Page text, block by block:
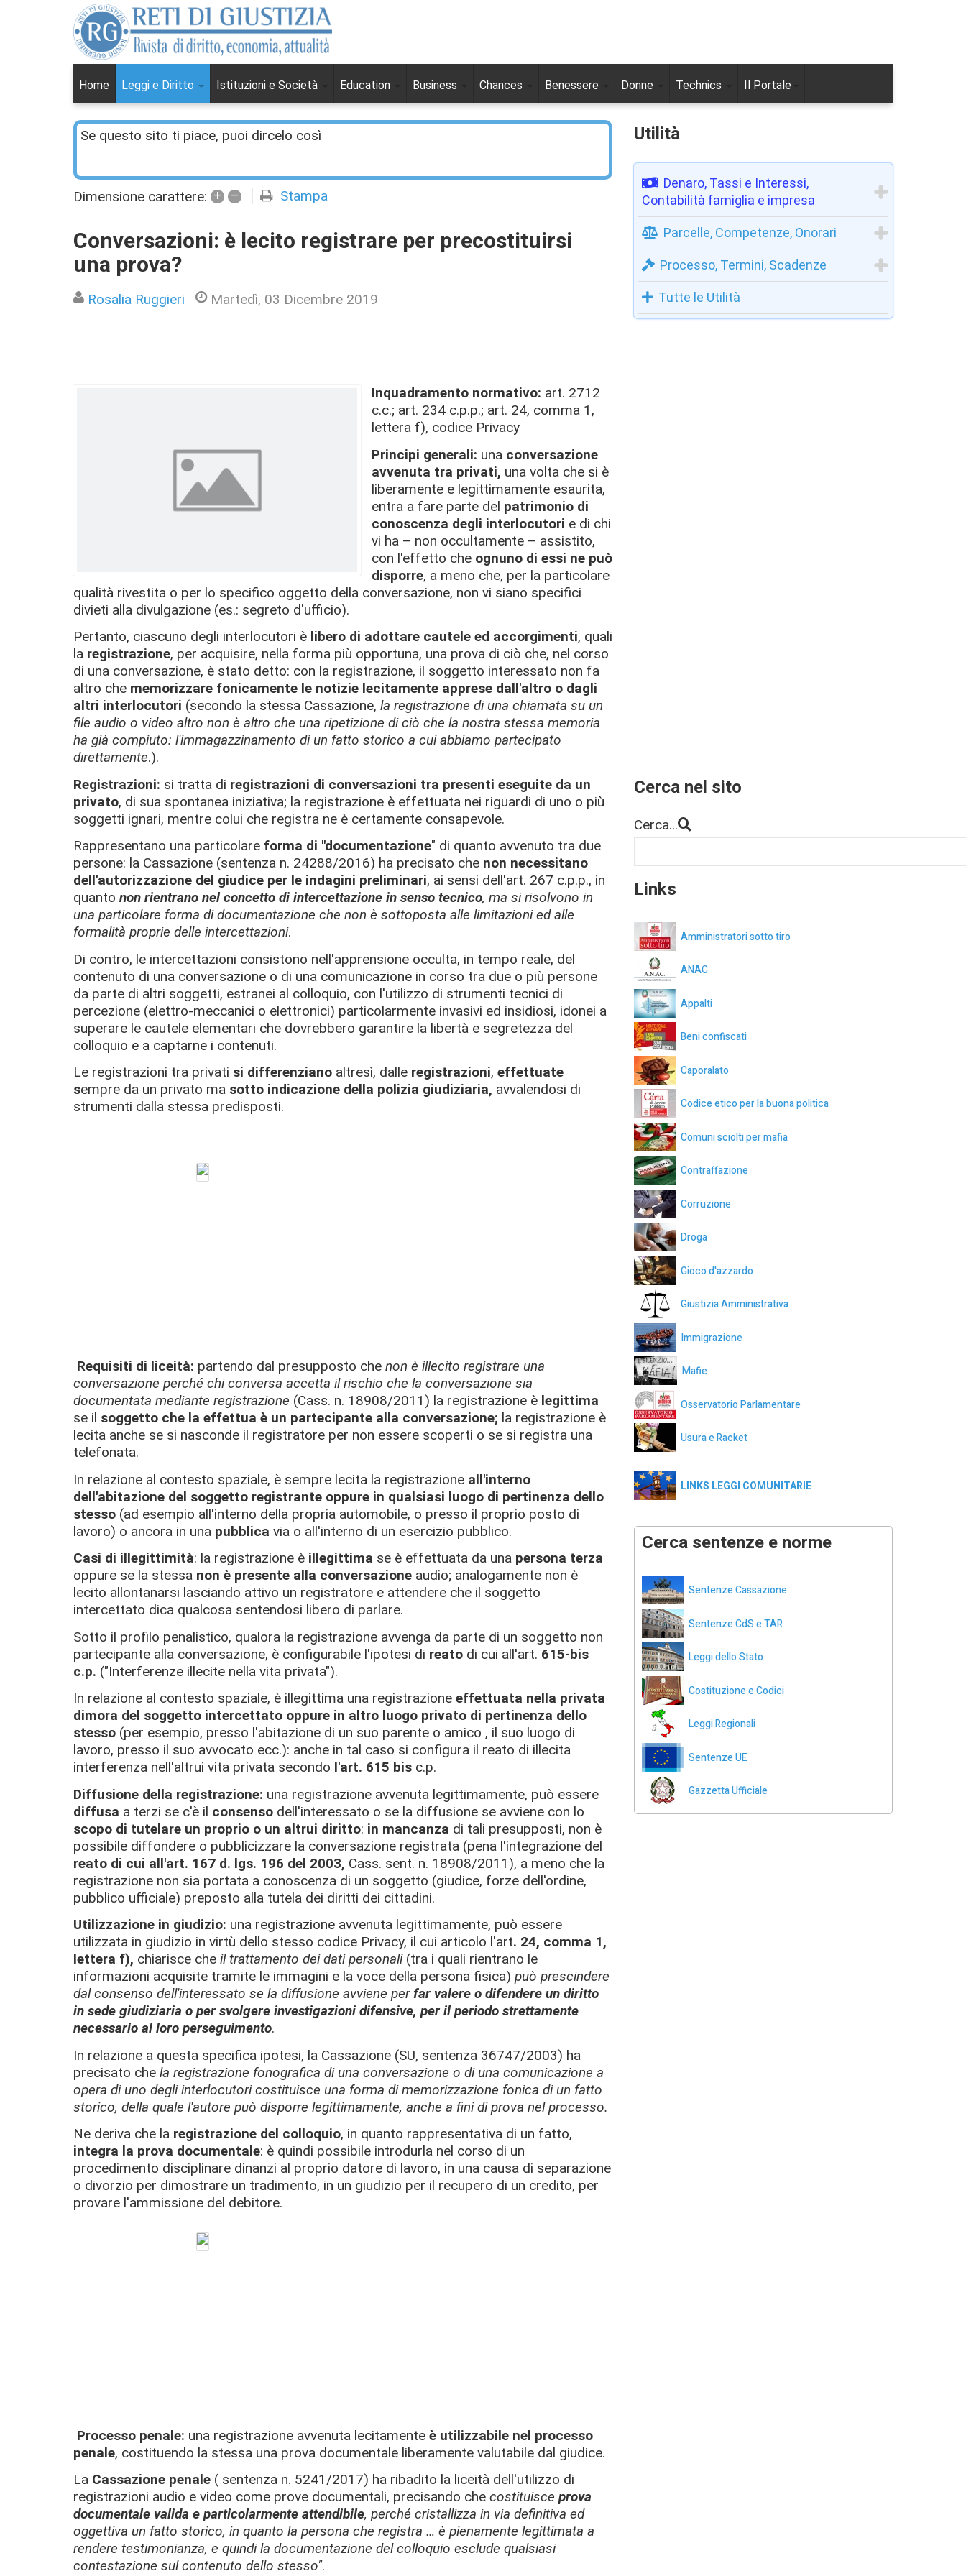
Home Leggi e Diritto Istituzioni e Società Education Business Chances Benessere Donne Technics Il Portale
Se questo sito ti piace, puoi dircelo così
Dimensione carattere: + – Stampa
Conversazioni: è lecito registrare per precostituirsi
una prova?
Rosalia Ruggieri Martedì, 03 Dicembre 2019
Inquadramento normativo: art. 2712
c.c.; art. 234 c.p.p.; art. 24, comma 1,
lettera f), codice Privacy
Principi generali: una conversazione
avvenuta tra privati, una volta che si è
liberamente e legittimamente esaurita,
entra a fare parte del patrimonio di
conoscenza degli interlocutori e di chi
vi ha – non occultamente – assistito,
con l'effetto che ognuno di essi ne può
disporre, a meno che, per la particolare
qualità rivestita o per lo specifico oggetto della conversazione, non vi siano specifici
divieti alla divulgazione (es.: segreto d'ufficio).
Pertanto, ciascuno degli interlocutori è libero di adottare cautele ed accorgimenti, quali
la registrazione, per acquisire, nella forma più opportuna, una prova di ciò che, nel corso
di una conversazione, è stato detto: con la registrazione, il soggetto interessato non fa
altro che memorizzare fonicamente le notizie lecitamente apprese dall'altro o dagli
altri interlocutori (secondo la stessa Cassazione, la registrazione di una chiamata su un
file audio o video altro non è altro che una ripetizione di ciò che la nostra stessa memoria
ha già compiuto: l'immagazzinamento di un fatto storico a cui abbiamo partecipato
direttamente.).
Registrazioni: si tratta di registrazioni di conversazioni tra presenti eseguite da un
privato, di sua spontanea iniziativa; la registrazione è effettuata nei riguardi di uno o più
soggetti ignari, mentre colui che registra ne è certamente consapevole.
Rappresentano una particolare forma di "documentazione" di quanto avvenuto tra due
persone: la Cassazione (sentenza n. 24288/2016) ha precisato che non necessitano
dell'autorizzazione del giudice per le indagini preliminari, ai sensi dell'art. 267 c.p.p., in
quanto non rientrano nel concetto di intercettazione in senso tecnico, ma si risolvono in
una particolare forma di documentazione che non è sottoposta alle limitazioni ed alle
formalità proprie delle intercettazioni.
Di contro, le intercettazioni consistono nell'apprensione occulta, in tempo reale, del
contenuto di una conversazione o di una comunicazione in corso tra due o più persone
da parte di altri soggetti, estranei al colloquio, con l'utilizzo di strumenti tecnici di
percezione (elettro-meccanici o elettronici) particolarmente invasivi ed insidiosi, idonei a
superare le cautele elementari che dovrebbero garantire la libertà e segretezza del
colloquio e a captarne i contenuti.
Le registrazioni tra privati si differenziano altresì, dalle registrazioni, effettuate
sempre da un privato ma sotto indicazione della polizia giudiziaria, avvalendosi di
strumenti dalla stessa predisposti.
Requisiti di liceità: partendo dal presupposto che non è illecito registrare una
conversazione perché chi conversa accetta il rischio che la conversazione sia
documentata mediante registrazione (Cass. n. 18908/2011) la registrazione è legittima
se il soggetto che la effettua è un partecipante alla conversazione; la registrazione è
lecita anche se si nasconde il registratore per non essere scoperti o se si registra una
telefonata.
In relazione al contesto spaziale, è sempre lecita la registrazione all'interno
dell'abitazione del soggetto registrante oppure in qualsiasi luogo di pertinenza dello
stesso (ad esempio all'interno della propria automobile, o presso il proprio posto di
lavoro) o ancora in una pubblica via o all'interno di un esercizio pubblico.
Casi di illegittimità: la registrazione è illegittima se è effettuata da una persona terza
oppure se la stessa non è presente alla conversazione audio; analogamente non è
lecito allontanarsi lasciando attivo un registratore e attendere che il soggetto
intercettato dica qualcosa sentendosi libero di parlare.
Sotto il profilo penalistico, qualora la registrazione avvenga da parte di un soggetto non
partecipante alla conversazione, è configurabile l'ipotesi di reato di cui all'art. 615-bis
c.p. ("Interferenze illecite nella vita privata").
In relazione al contesto spaziale, è illegittima una registrazione effettuata nella privata
dimora del soggetto intercettato oppure in altro luogo privato di pertinenza dello
stesso (per esempio, presso l'abitazione di un suo parente o amico , il suo luogo di
lavoro, presso il suo avvocato ecc.): anche in tal caso si configura il reato di illecita
interferenza nell'altrui vita privata secondo l'art. 615 bis c.p.
Diffusione della registrazione: una registrazione avvenuta legittimamente, può essere
diffusa a terzi se c'è il consenso dell'interessato o se la diffusione se avviene con lo
scopo di tutelare un proprio o un altrui diritto: in mancanza di tali presupposti, non è
possibile diffondere o pubblicizzare la conversazione registrata (pena l'integrazione del
reato di cui all'art. 167 d. lgs. 196 del 2003, Cass. sent. n. 18908/2011), a meno che la
registrazione non sia portata a conoscenza di un soggetto (giudice, forze dell'ordine,
pubblico ufficiale) preposto alla tutela dei diritti dei cittadini.
Utilizzazione in giudizio: una registrazione avvenuta legittimamente, può essere
utilizzata in giudizio in virtù dello stesso codice Privacy, il cui articolo l'art. 24, comma 1,
lettera f), chiarisce che il trattamento dei dati personali(tra i quali rientrano le
informazioni acquisite tramite le immagini e la voce della persona fisica) può prescindere
dal consenso dell'interessato se la diffusione avviene perfar valere o difendere un diritto
in sede giudiziaria o per svolgere investigazioni difensive, per il periodo strettamente
necessario al loro perseguimento.
In relazione a questa specifica ipotesi, la Cassazione (SU, sentenza 36747/2003) ha
precisato che la registrazione fonografica di una conversazione o di una comunicazione a
opera di uno degli interlocutori costituisce una forma di memorizzazione fonica di un fatto
storico, della quale l'autore può disporre legittimamente, anche a fini di prova nel processo.
Ne deriva che la registrazione del colloquio, in quanto rappresentativa di un fatto,
integra la prova documentale: è quindi possibile introdurla nel corso di un
procedimento disciplinare dinanzi al proprio datore di lavoro, in una causa di separazione
o divorzio per dimostrare un tradimento, in un giudizio per il recupero di un credito, per
provare l'ammissione del debitore.
Processo penale: una registrazione avvenuta lecitamente è utilizzabile nel processo
penale, costituendo la stessa una prova documentale liberamente valutabile dal giudice.
La Cassazione penale ( sentenza n. 5241/2017) ha ribadito la liceità dell'utilizzo di
registrazioni audio e video come prove documentali, precisando che costituisce prova
documentale valida e particolarmente attendibile, perché cristallizza in via definitiva ed
oggettiva un fatto storico, in quanto la persona che registra … è pienamente legittimata a
rendere testimonianza, e quindi la documentazione del colloquio esclude qualsiasi
contestazione sul contenuto dello stesso".
Utilità
Denaro, Tassi e Interessi,
Contabilità famiglia e impresa
Parcelle, Competenze, Onorari
Processo, Termini, Scadenze
Tutte le Utilità
Cerca nel sito
Cerca...
Links
Amministratori sotto tiro
ANAC
Appalti
Beni confiscati
Caporalato
Codice etico per la buona politica
Comuni sciolti per mafia
Contraffazione
Corruzione
Droga
Gioco d'azzardo
Giustizia Amministrativa
Immigrazione
Mafie
Osservatorio Parlamentare
Usura e Racket
LINKS LEGGI COMUNITARIE
Cerca sentenze e norme
Sentenze Cassazione
Sentenze CdS e TAR
Leggi dello Stato
Costituzione e Codici
Leggi Regionali
Sentenze UE
Gazzetta Ufficiale